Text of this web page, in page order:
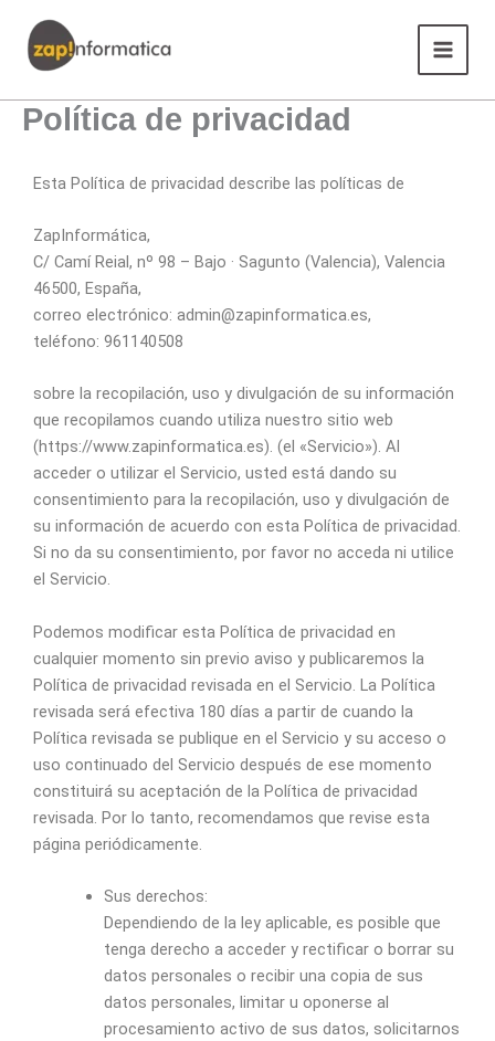
contenido
Main
Menu
Política de privacidad
Esta Política de privacidad describe las políticas de
ZapInformática,
C/ Camí Reial, nº 98 – Bajo · Sagunto (Valencia), Valencia
46500, España,
correo electrónico: admin@zapinformatica.es,
teléfono: 961140508
sobre la recopilación, uso y divulgación de su información
que recopilamos cuando utiliza nuestro sitio web
(https://www.zapinformatica.es). (el «Servicio»). Al
acceder o utilizar el Servicio, usted está dando su
consentimiento para la recopilación, uso y divulgación de
su información de acuerdo con esta Política de privacidad.
Si no da su consentimiento, por favor no acceda ni utilice
el Servicio.
Podemos modificar esta Política de privacidad en
cualquier momento sin previo aviso y publicaremos la
Política de privacidad revisada en el Servicio. La Política
revisada será efectiva 180 días a partir de cuando la
Política revisada se publique en el Servicio y su acceso o
uso continuado del Servicio después de ese momento
constituirá su aceptación de la Política de privacidad
revisada. Por lo tanto, recomendamos que revise esta
página periódicamente.
Sus derechos:
Dependiendo de la ley aplicable, es posible que
tenga derecho a acceder y rectificar o borrar su
datos personales o recibir una copia de sus
datos personales, limitar u oponerse al
procesamiento activo de sus datos, solicitarnos